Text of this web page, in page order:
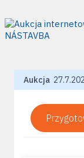
Aukcja